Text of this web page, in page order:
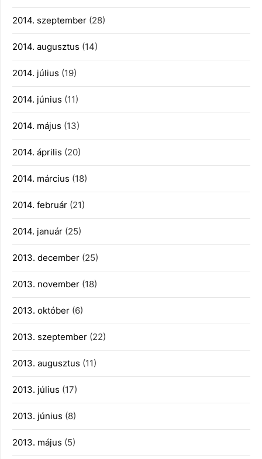
2014. szeptember (28)
2014. augusztus (14)
2014. július (19)
2014. június (11)
2014. május (13)
2014. április (20)
2014. március (18)
2014. február (21)
2014. január (25)
2013. december (25)
2013. november (18)
2013. október (6)
2013. szeptember (22)
2013. augusztus (11)
2013. július (17)
2013. június (8)
2013. május (5)